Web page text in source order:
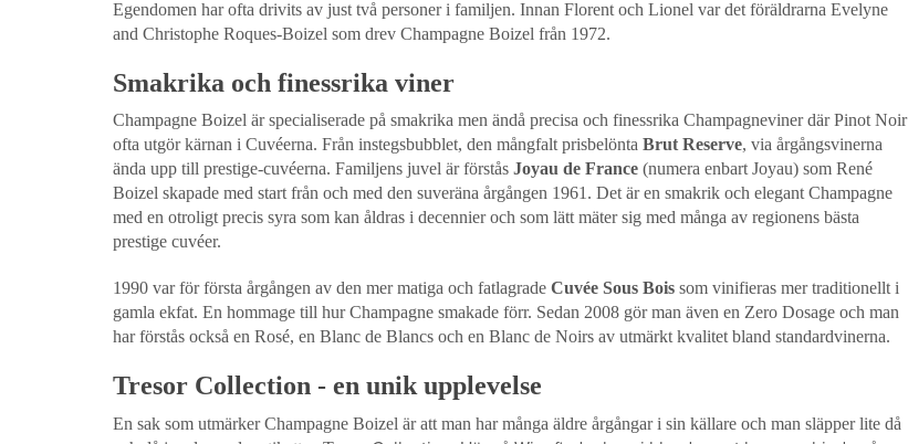
Egendomen har ofta drivits av just två personer i familjen. Innan Florent och Lionel var det föräldrarna Evelyne
and Christophe Roques-Boizel som drev Champagne Boizel från 1972.
Smakrika och finessrika viner
Champagne Boizel är specialiserade på smakrika men ändå precisa och finessrika Champagneviner där Pinot Noir
ofta utgör kärnan i Cuvéerna. Från instegsbubblet, den mångfalt prisbelönta Brut Reserve, via årgångsvinerna
ända upp till prestige-cuvéerna. Familjens juvel är förstås Joyau de France (numera enbart Joyau) som René
Boizel skapade med start från och med den suveräna årgången 1961. Det är en smakrik och elegant Champagne
med en otroligt precis syra som kan åldras i decennier och som lätt mäter sig med många av regionens bästa
prestige cuvéer.
1990 var för första årgången av den mer matiga och fatlagrade Cuvée Sous Bois som vinifieras mer traditionellt i
gamla ekfat. En hommage till hur Champagne smakade förr. Sedan 2008 gör man även en Zero Dosage och man
har förstås också en Rosé, en Blanc de Blancs och en Blanc de Noirs av utmärkt kvalitet bland standardvinerna.
Tresor Collection - en unik upplevelse
En sak som utmärker Champagne Boizel är att man har många äldre årgångar i sin källare och man släpper lite då